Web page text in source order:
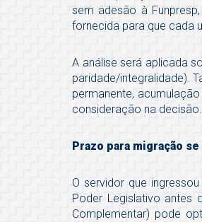
sem adesão à
fornecida para que cada
A análise será aplicada
paridade/integralidade).
permanente,
consideração na decisão.
Prazo para migração
O servidor que
Poder Legislativo antes
Complementar) pode